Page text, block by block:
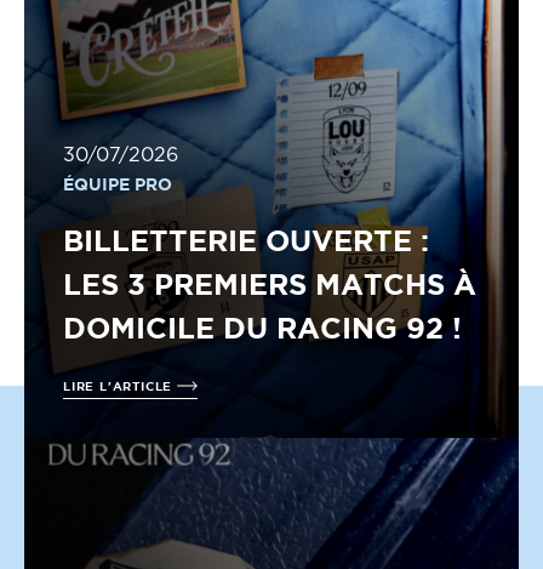
30/07/2026
ÉQUIPE PRO
BILLETTERIE OUVERTE :
LES 3 PREMIERS MATCHS À
DOMICILE DU RACING 92 !
LIRE L'ARTICLE